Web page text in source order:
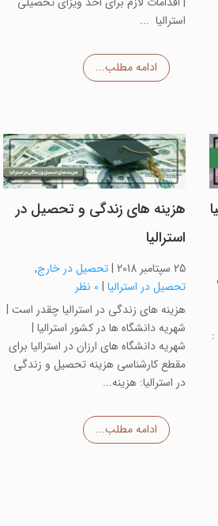
استرالیا ...
ادامه مطلب...
:
هزینه های زندگی و تحصیل در
استرالیا
25 سپتامبر 2018 |تحصیل در خارج,
تحصیل در استرالیا | 0 نظر
هزینه های زندگی در استرالیا چقدر است |
شهریه دانشگاه ها در کشور استرالیا |
شهریه دانشگاه های ارزان در استرالیا برای
مقطع کارشناسی هزینه تحصیل و زندگی
در استرالیا: هزینه...
ادامه مطلب...